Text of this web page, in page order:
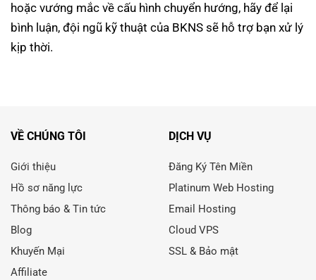
hoặc vướng mắc về cấu hình chuyển hướng, hãy để lại
bình luận, đội ngũ kỹ thuật của BKNS sẽ hỗ trợ bạn xử lý
kịp thời.
VỀ CHÚNG TÔI
Giới thiệu
Hồ sơ năng lực
Thông báo & Tin tức
Blog
Khuyến Mại
Affiliate
DỊCH VỤ
Đăng Ký Tên Miền
Platinum Web Hosting
Email Hosting
Cloud VPS
SSL & Bảo mật